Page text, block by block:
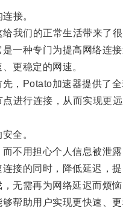
接。
我们的正常生活带来了很
种专门为提高网络连接
更稳定的网速。
Potato加速器提供了全
行连接，从而实现更远
全。
不用担心个人信息被泄露
的同时，降低延迟，提
无需再为网络延迟而烦恼
助用户实现更快速、更